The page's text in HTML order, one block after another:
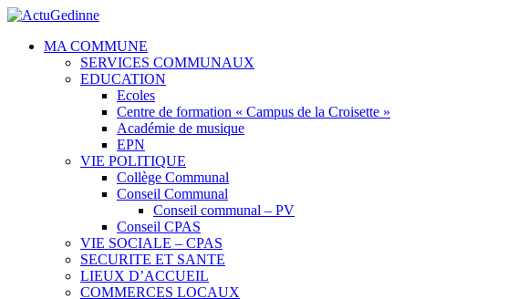
MA COMMUNE
SERVICES COMMUNAUX
EDUCATION
Ecoles
Centre de formation « Campus de la Croisette »
Académie de musique
EPN
VIE POLITIQUE
Collège Communal
Conseil Communal
Conseil communal – PV
Conseil CPAS
VIE SOCIALE – CPAS
SECURITE ET SANTE
LIEUX D’ACCUEIL
COMMERCES LOCAUX